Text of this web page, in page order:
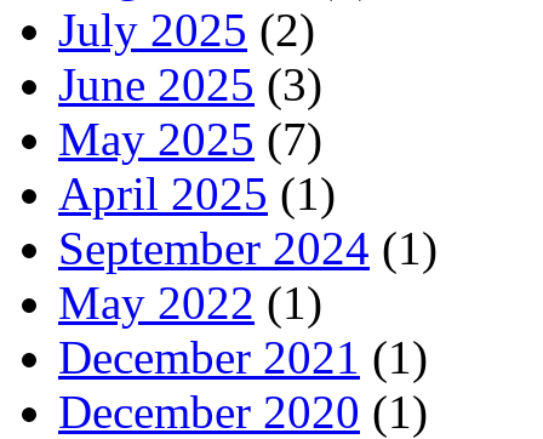
July 2025 (2)
June 2025 (3)
May 2025 (7)
April 2025 (1)
September 2024 (1)
May 2022 (1)
December 2021 (1)
December 2020 (1)